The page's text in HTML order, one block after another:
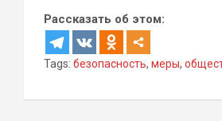
Рассказать об этом:
Tags: безопасность, меры,